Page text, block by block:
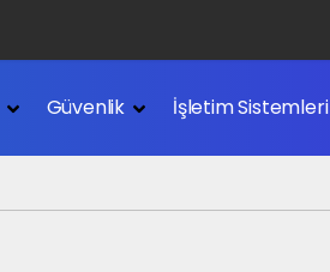
Güvenlik İşletim Sistemleri